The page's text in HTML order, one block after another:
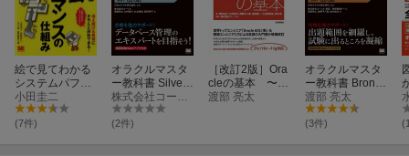
絵で見てわかる
システムパフォ
ーマンスの仕組
み
小田圭二
(7件)
オラクルマスタ
ー教科書 Silver
DBA Oracle Dat
abase Administr
ation I
株式会社コーソル
(2件)
［改訂2版］Ora
cleの基本 〜デ
ータベース入門
渡部 亮太
オラクルマスタ
ー教科書 Bronze
DBA Oracle Dat
abase Fundame
ntals
渡部 亮太
(3件)